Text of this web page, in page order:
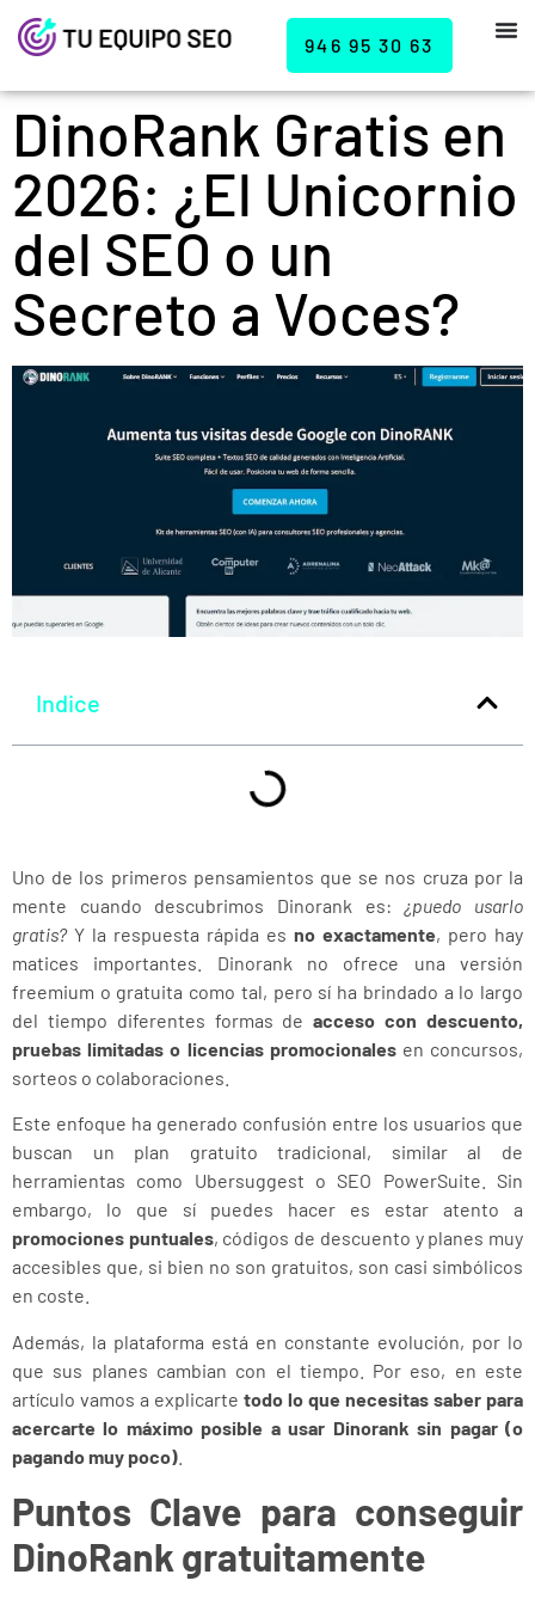
946 95 30 63
DinoRank Gratis en
2026: ¿El Unicornio
del SEO o un
Secreto a Voces?
Indice
Uno de los primeros pensamientos que se nos cruza por la
mente cuando descubrimos Dinorank es: ¿puedo usarlo
gratis?Y la respuesta rápida es no exactamente, pero hay
matices importantes. Dinorank no ofrece una versión
freemium o gratuita como tal, pero sí ha brindado a lo largo
del tiempo diferentes formas deacceso con descuento,
pruebas limitadas o licencias promocionalesen concursos,
sorteos o colaboraciones.
Este enfoque ha generado confusión entre los usuarios que
buscan un plan gratuito tradicional, similar al de
herramientas como Ubersuggest o SEO PowerSuite. Sin
embargo, lo que sí puedes hacer es estar atento a
promociones puntuales, códigos de descuento y planes muy
accesibles que, si bien no son gratuitos, son casi simbólicos
en coste.
Además, la plataforma está en constante evolución, por lo
que sus planes cambian con el tiempo. Por eso, en este
artículo vamos a explicarte todo lo que necesitas saber para
acercarte lo máximo posible a usar Dinorank sin pagar (o
pagando muy poco)
Puntos Clave para conseguir
DinoRank gratuitamente